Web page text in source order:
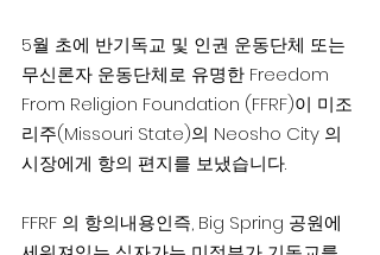
5월 초에 반기독교 및 인권 운동단체 또는
무신론자 운동단체로 유명한 Freedom
From Religion Foundation (FFRF)이 미조
리주(Missouri State)의 Neosho City 의
시장에게 항의 편지를 보냈습니다.
FFRF 의 항의내용인즉, Big Spring 공원에